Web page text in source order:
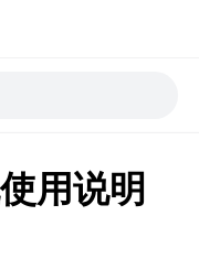
用说明